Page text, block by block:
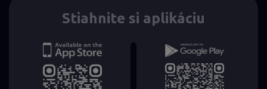
Stiahnite si aplikáciu